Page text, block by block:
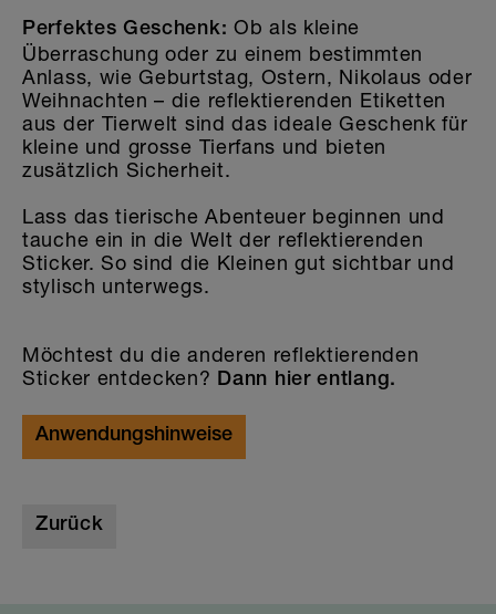
Perfektes Geschenk: Ob als kleine
Überraschung oder zu einem bestimmten
Anlass, wie Geburtstag, Ostern, Nikolaus oder
Weihnachten – die reflektierenden Etiketten
aus der Tierwelt sind das ideale Geschenk für
kleine und grosse Tierfans und bieten
zusätzlich Sicherheit.
Lass das tierische Abenteuer beginnen und
tauche ein in die Welt der reflektierenden
Sticker. So sind die Kleinen gut sichtbar und
stylisch unterwegs.
Möchtest du die anderen reflektierenden
Sticker entdecken? Dann hier entlang.
Anwendungshinweise
Zurück